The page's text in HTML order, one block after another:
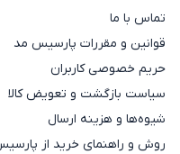
روزمره یا زیر پالتو
بلوز گپ زنانه
بلوز گپپرکاربردترین
معمولاً قدی تا روی
که به راحتی فرم بدن را
تماس با ما
قوانین و مقررات پارسیس مد
حریم خصوصی کاربران
سیاست بازگشت و تعویض کالا
شیوه‌ها و هزینه ارسال
روش و راهنمای خرید از